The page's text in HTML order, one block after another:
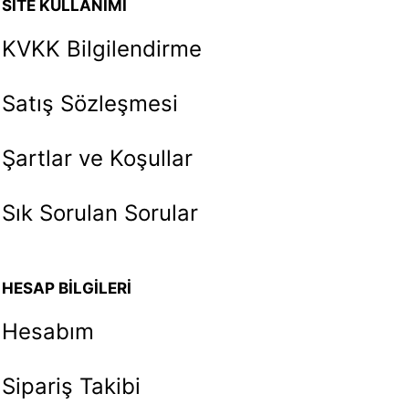
SİTE KULLANIMI
KVKK Bilgilendirme
Satış Sözleşmesi
Şartlar ve Koşullar
Sık Sorulan Sorular
HESAP BİLGİLERİ
Hesabım
Sipariş Takibi